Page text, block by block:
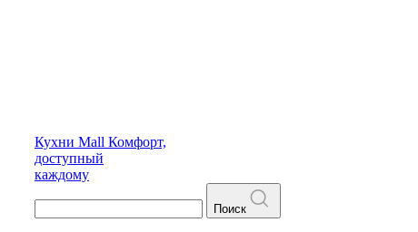
Кухни Mall Комфорт,
доступный
каждому
Поиск